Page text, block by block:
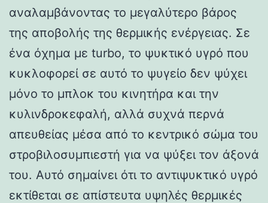
αναλαμβάνοντας το μεγαλύτερο βάρος
της αποβολής της θερμικής ενέργειας. Σε
ένα όχημα με turbo, το ψυκτικό υγρό που
κυκλοφορεί σε αυτό το ψυγείο δεν ψύχει
μόνο το μπλοκ του κινητήρα και την
κυλινδροκεφαλή, αλλά συχνά περνά
απευθείας μέσα από το κεντρικό σώμα του
στροβιλοσυμπιεστή για να ψύξει τον άξονά
του. Αυτό σημαίνει ότι το αντιψυκτικό υγρό
εκτίθεται σε απίστευτα υψηλές θερμικές